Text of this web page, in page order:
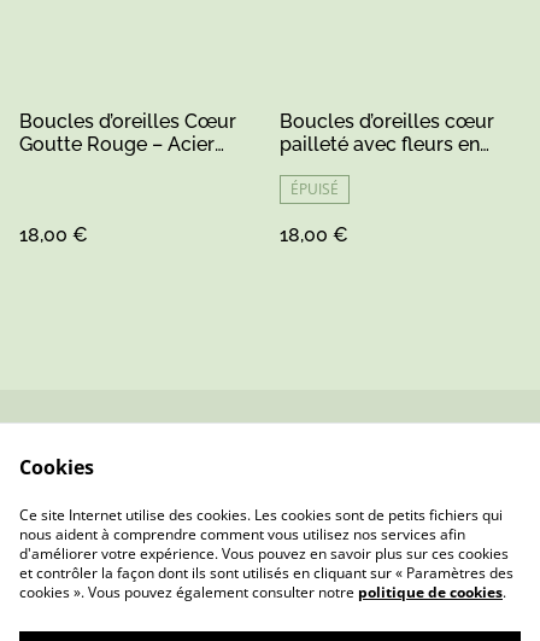
Boucles d’oreilles Cœur
Goutte Rouge – Acier
18,00 €
Boucles d’oreilles cœur
pailleté avec fleurs en
unique
ÉPUISÉ
18,00 €
confidentialité
Cookies
Ce site Internet utilise des cookies. Les cookies sont de petits fichiers qui
nous aident à comprendre comment vous utilisez nos services afin
d'améliorer votre expérience. Vous pouvez en savoir plus sur ces cookies
et contrôler la façon dont ils sont utilisés en cliquant sur « Paramètres des
cookies ». Vous pouvez également consulter notre politique de cookies.